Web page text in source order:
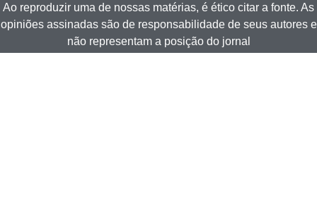
Ao reproduzir uma de nossas matérias, é ético citar a fonte. As
opiniões assinadas são de responsabilidade de seus autores e
não representam a posição do jornal